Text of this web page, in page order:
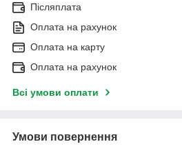
Післяплата
Оплата на рахунок
Оплата на карту
Оплата на рахунок
Всі умови оплати
Умови повернення